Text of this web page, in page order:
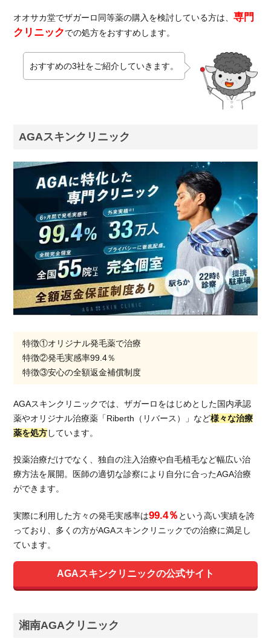
オオサカ堂でザガーロ同等薬の購入を検討している方は、専門
クリニックでの処方をおすすめします。
おすすめの3社をご紹介していきます。
AGAスキンクリニック
特徴①オリジナル発毛薬で治療
特徴②発毛実感率99.4％
特徴③安心の全額返金補償制度
AGAスキンクリニックでは、ザガーロをはじめとした国内承認
薬やオリジナル治療薬「Riberth（リバース）」など様々な治療
薬を処方しています。
投薬治療だけでなく、独自の注入治療や自毛植毛など幅広い治
療方法を展開。医師の適切な診察により自分に合ったAGA治療
ができます。
実際に利用した方々の発毛実感率は99.4％ という高い実績を誇
っており、多くの方がAGAスキンクリニックでの治療に満足し
ています。
AGAスキンクリニックの公式サイト
湘南AGAクリニック